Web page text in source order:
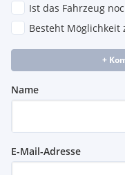
Ist das Fahrzeug
Besteht Möglichkeit
+
Name
E-Mail-Adresse